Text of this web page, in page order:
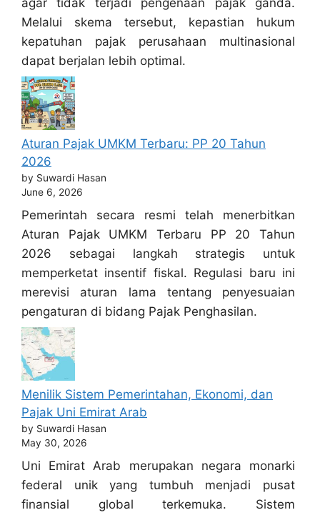
Melalui skema tersebut, kepastian hukum
kepatuhan pajak perusahaan multinasional
dapat berjalan lebih optimal.
Aturan Pajak UMKM Terbaru: PP 20 Tahun
2026
by Suwardi Hasan
June 6, 2026
Pemerintah secara resmi telah menerbitkan
Aturan Pajak UMKM Terbaru PP 20 Tahun
2026 sebagai langkah strategis untuk
memperketat insentif fiskal. Regulasi baru ini
merevisi aturan lama tentang penyesuaian
pengaturan di bidang Pajak Penghasilan.
Menilik Sistem Pemerintahan, Ekonomi, dan
Pajak Uni Emirat Arab
by Suwardi Hasan
May 30, 2026
Uni Emirat Arab merupakan negara monarki
federal unik yang tumbuh menjadi pusat
finansial global terkemuka. Sistem